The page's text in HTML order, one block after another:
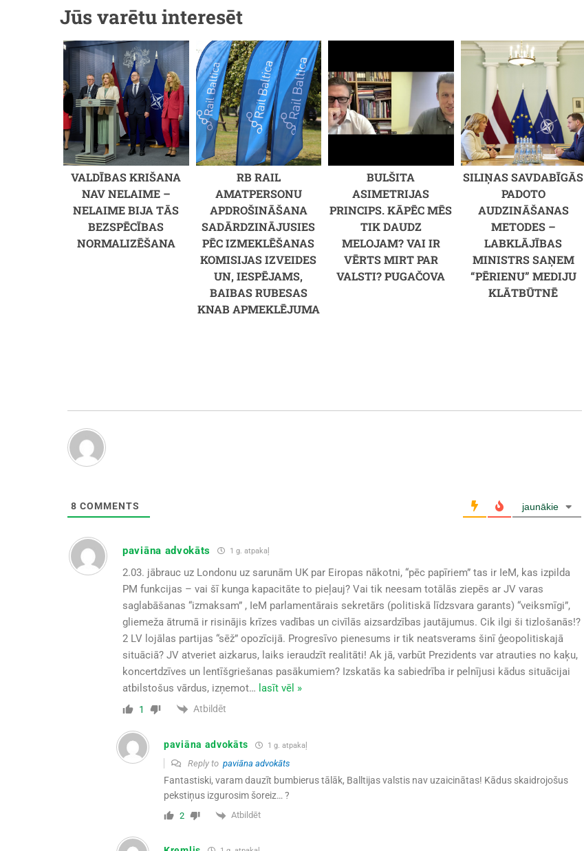
Jūs varētu interesēt
VALDĪBAS KRIŠANA
NAV NELAIME –
NELAIME BIJA TĀS
BEZSPĒCĪBAS
NORMALIZĒŠANA
RB RAIL
AMATPERSONU
APDROŠINĀŠANA
SADĀRDZINĀJUSIES
PĒC IZMEKLĒŠANAS
KOMISIJAS IZVEIDES
UN, IESPĒJAMS,
BAIBAS RUBESAS
KNAB APMEKLĒJUMA
BULŠITA
ASIMETRIJAS
PRINCIPS. KĀPĒC MĒS
TIK DAUDZ
MELOJAM? VAI IR
VĒRTS MIRT PAR
VALSTI? PUGAČOVA
SILIŅAS SAVDABĪGĀS
PADOTO
AUDZINĀŠANAS
METODES –
LABKLĀJĪBAS
MINISTRS SAŅEM
“PĒRIENU” MEDIJU
KLĀTBŪTNĒ
8 COMMENTS jaunākie
paviāna advokāts 1 g. atpakaļ
2.03. jābrauc uz Londonu uz sarunām UK par Eiropas nākotni, “pēc papīriem” tas ir IeM, kas izpilda
PM funkcijas – vai šī kunga kapacitāte to pieļauj? Vai tik neesam totālās ziepēs ar JV varas
saglabāšanas “izmaksam” , IeM parlamentārais sekretārs (politiskā līdzsvara garants) “veiksmīgi”,
gliemeža ātrumā ir risinājis krīzes vadības un civīlās aizsardzības jautājumus. Cik ilgi ši tizlošanās!?
2 LV lojālas partijas “sēž” opozīcijā. Progresīvo pienesums ir tik neatsverams šinī ģeopolitiskajā
situāciā? JV atveriet aizkarus, laiks ieraudzīt realitāti! Ak jā, varbūt Prezidents var atrauties no kaķu,
koncertdzīves un lentīšgriešanas pasākumiem? Izskatās ka sabiedrība ir pelnījusi kādus situācijai
atbilstošus vārdus, izņemot… lasīt vēl »
1 Atbildēt
paviāna advokāts 1 g. atpakaļ
Reply to paviāna advokāts
Fantastiski, varam dauzīt bumbierus tālāk, Balltijas valstis nav uzaicinātas! Kādus skaidrojošus
pekstiņus izgurosim šoreiz… ?
2 Atbildēt